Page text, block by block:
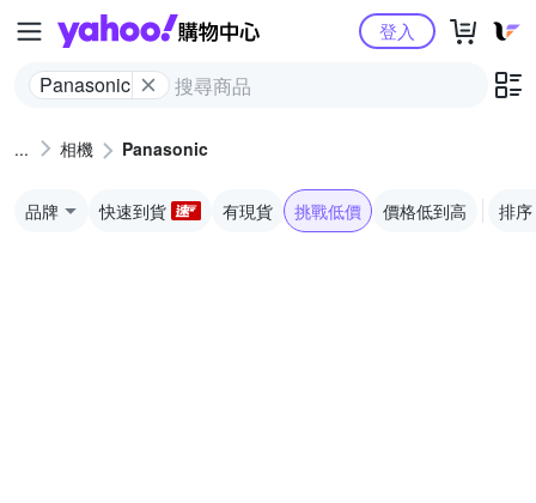
Yahoo購物中心
Panasonic
登入
相機 Panasonic
品牌 快速到貨 有現貨 挑戰低價 價格低到高 排序